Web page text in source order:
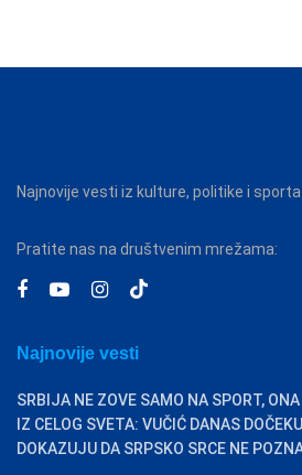
Najnovije vesti iz kulture, politike i
Pratite nas na društvenim mrežama:
Najnovije vesti
SRBIJA NE ZOVE SAMO NA SPORT,
IZ CELOG SVETA: VUČIĆ DANAS
DOKAZUJU DA SRPSKO SRCE NE